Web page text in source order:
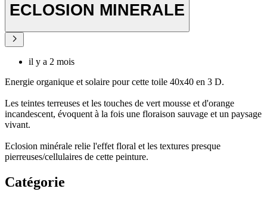
ECLOSION MINERALE
il y a 2 mois
Energie organique et solaire pour cette toile 40x40 en 3 D.
Les teintes terreuses et les touches de vert mousse et d'orange
incandescent, évoquent à la fois une floraison sauvage et un paysage
vivant.
Eclosion minérale relie l'effet floral et les textures presque
pierreuses/cellulaires de cette peinture.
Catégorie